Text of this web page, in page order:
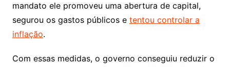
mandato ele promoveu uma abertura de capital,
segurou os gastos públicos e tentou controlar a
inflação.
Com essas medidas, o governo conseguiu reduzir o